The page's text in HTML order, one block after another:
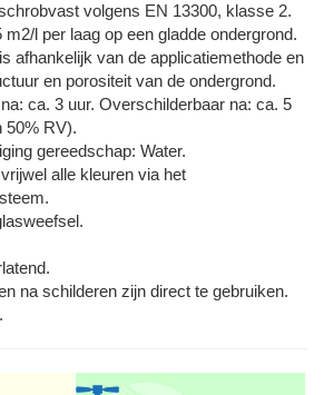
volgens EN 13300, klasse 2.
m2/l per laag op een gladde ondergrond.
afhankelijk van de applicatiemethode en
en porositeit van de ondergrond.
ca. 3 uur. Overschilderbaar na: ca. 5
50% RV).
gereedschap: Water.
alle kleuren via het
na schilderen zijn direct te gebruiken.